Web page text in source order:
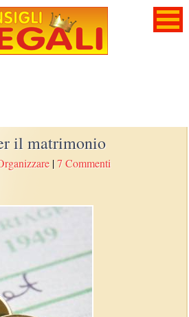
il matrimonio
|7 Commenti